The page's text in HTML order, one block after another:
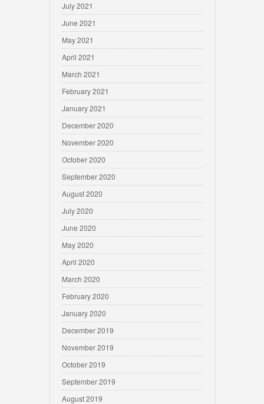
July 2021
June 2021
May 2021
April 2021
March 2021
February 2021
January 2021
December 2020
November 2020
October 2020
September 2020
August 2020
July 2020
June 2020
May 2020
April 2020
March 2020
February 2020
January 2020
December 2019
November 2019
October 2019
September 2019
August 2019